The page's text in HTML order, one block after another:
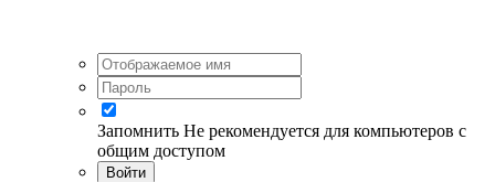
Запомнить Не рекомендуется для компьютеров с
общим доступом
Войти